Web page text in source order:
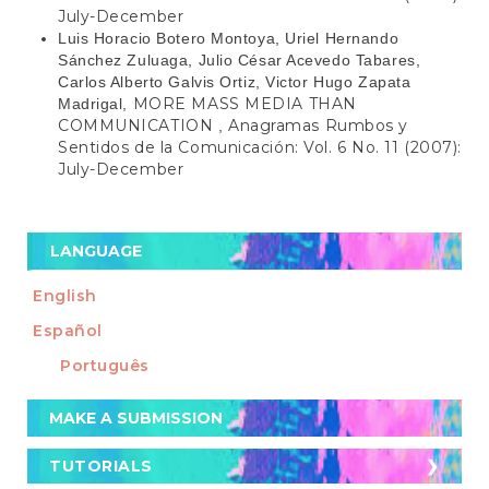
July-December
Luis Horacio Botero Montoya, Uriel Hernando
Sánchez Zuluaga, Julio César Acevedo Tabares,
Carlos Alberto Galvis Ortiz, Victor Hugo Zapata
Madrigal,
MORE MASS MEDIA THAN
COMMUNICATION , Anagramas Rumbos y
Sentidos de la Comunicación: Vol. 6 No. 11 (2007):
July-December
LANGUAGE
English
Español
Português
Make
a
Submission
MAKE A SUBMISSION
TUTORIALS
TUTORIALS